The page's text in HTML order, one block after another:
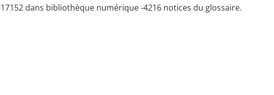
17152 dans bibliothèque numérique -4216 notices du glossaire.